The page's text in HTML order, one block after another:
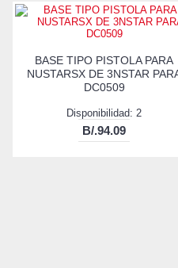
BASE TIPO PISTOLA PARA
NUSTARSX DE 3NSTAR
DC0509
Disponibilidad: 2
B/.94.09